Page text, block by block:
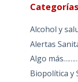
Categorías
Alcohol y
Alertas
Algo
Biopolítica y